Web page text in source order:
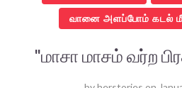
வானை அளப்போம் கடல்
"மாசா மாசம் வர்ற